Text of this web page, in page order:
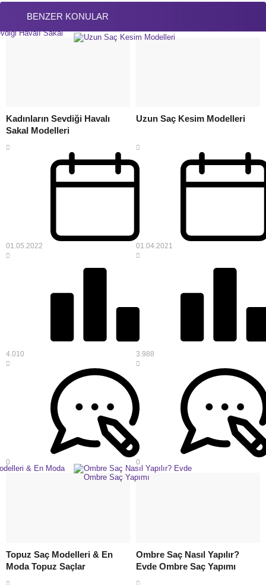
BENZER KONULAR
Kadınların Sevdiği Havalı
Sakal Modelleri
01.05.2022
4.010
0
Uzun Saç Kesim Modelleri
01.04.2021
3.988
0
Topuz Saç Modelleri & En
Moda Topuz Saçlar
Ombre Saç Nasıl Yapılır?
Evde Ombre Saç Yapımı